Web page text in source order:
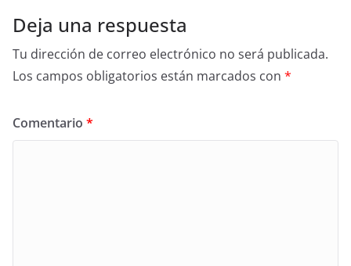
Deja una respuesta
Tu dirección de correo electrónico no será publicada.
Los campos obligatorios están marcados con *
Comentario *